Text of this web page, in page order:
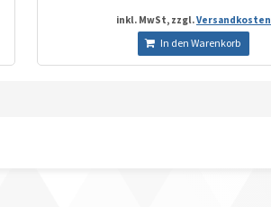
inkl. MwSt, zzgl.Versandkosten
In den Warenkorb